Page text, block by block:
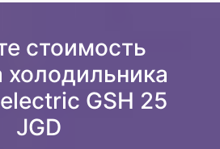
стоимость
холодильника
GSH 25
JGD